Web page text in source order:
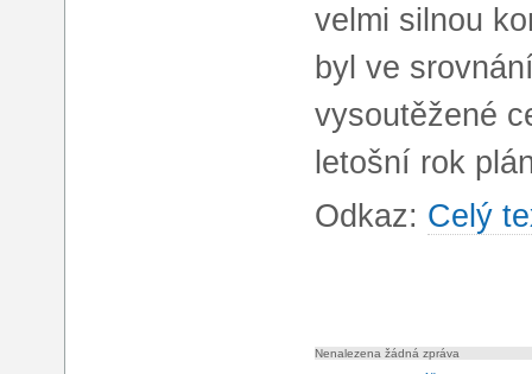
velmi silnou
byl ve
vysoutěžené
letošní rok
Odkaz: Celý
Nenalezena žádná zpráva